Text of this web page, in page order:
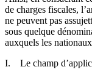
de charges fiscales,
ne peuvent pas
sous quelque
auxquels les
I. Le champ